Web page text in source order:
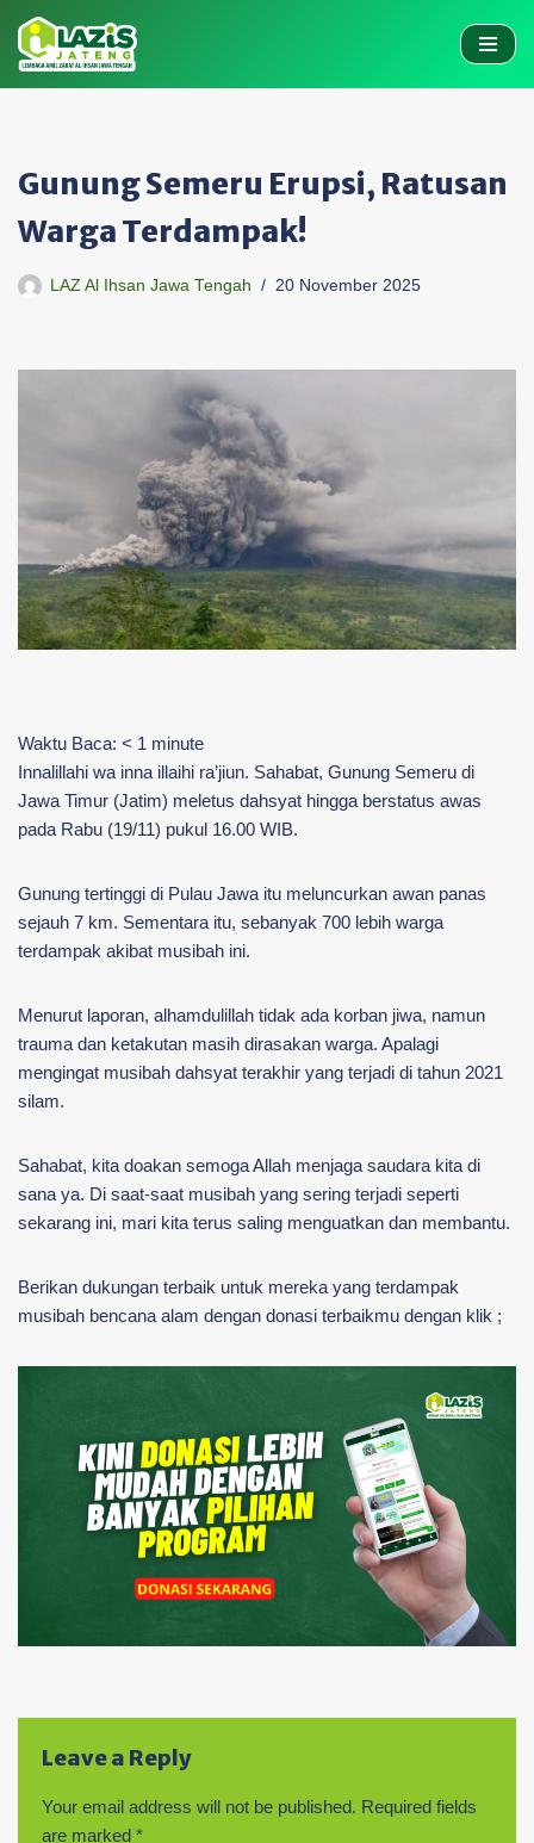
Skip
to
Gunung Semeru Erupsi, Ratusan
Warga Terdampak!
LAZ Al Ihsan Jawa Tengah 20 November 2025
Waktu Baca: < 1 minute
Innalillahi wa inna illaihi ra’jiun. Sahabat, Gunung Semeru di
Jawa Timur (Jatim) meletus dahsyat hingga berstatus awas
pada Rabu (19/11) pukul 16.00 WIB.
Gunung tertinggi di Pulau Jawa itu meluncurkan awan panas
sejauh 7 km. Sementara itu, sebanyak 700 lebih warga
terdampak akibat musibah ini.
Menurut laporan, alhamdulillah tidak ada korban jiwa, namun
trauma dan ketakutan masih dirasakan warga. Apalagi
mengingat musibah dahsyat terakhir yang terjadi di tahun 2021
silam.
Sahabat, kita doakan semoga Allah menjaga saudara kita di
sana ya. Di saat-saat musibah yang sering terjadi seperti
sekarang ini, mari kita terus saling menguatkan dan membantu.
Berikan dukungan terbaik untuk mereka yang terdampak
musibah bencana alam dengan donasi terbaikmu dengan klik ;
Leave a Reply
Your email address will not be published. Required fields
are marked *